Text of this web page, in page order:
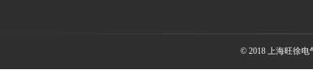
© 2018 上海旺徐